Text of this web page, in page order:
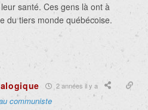
santé. Ces gens là ont à
du tiers monde québécoise.
2 années il y a
communiste